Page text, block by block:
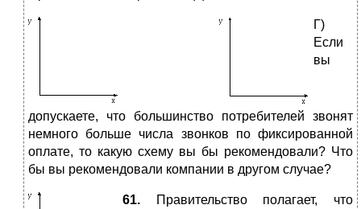
Г)
Если
вы
допускаете, что большинство потребителей звонят
немного больше числа звонков по фиксированной
оплате, то какую схему вы бы рекомендовали? Что
бы вы рекомендовали компании в другом случае?
61. Правительство полагает, что